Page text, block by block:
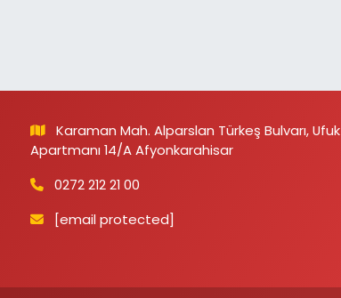
Karaman Mah. Alparslan Türkeş Bulvarı, Ufuk
Apartmanı 14/A Afyonkarahisar
0272 212 21 00
[email protected]